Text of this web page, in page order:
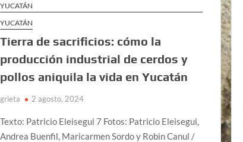
YUCATÁN
YUCATÁN
Tierra de sacrificios: cómo la
producción industrial de cerdos y
pollos aniquila la vida en Yucatán
grieta 2 agosto, 2024
Texto: Patricio Eleisegui 7 Fotos: Patricio Eleisegui,
Andrea Buenfil, Maricarmen Sordo y Robin Canul /